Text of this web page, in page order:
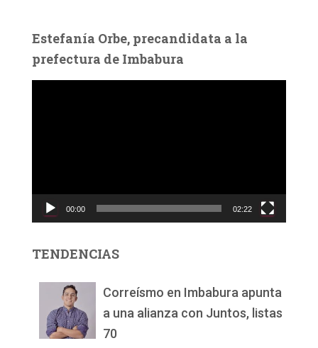
Estefanía Orbe, precandidata a la
prefectura de Imbabura
c
d
00:00 02:22
TENDENCIAS
Correísmo en Imbabura apunta
a una alianza con Juntos, listas
70